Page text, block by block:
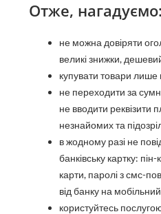
Отже, нагадуємо:
не можна довіряти
великі знижки,
купувати товари лише
не переходити за
не вводити реквізити
незнайомих та
в жодному разі не
банківську картку:
карти, паролі з смс-
від банку на
користуйтесь